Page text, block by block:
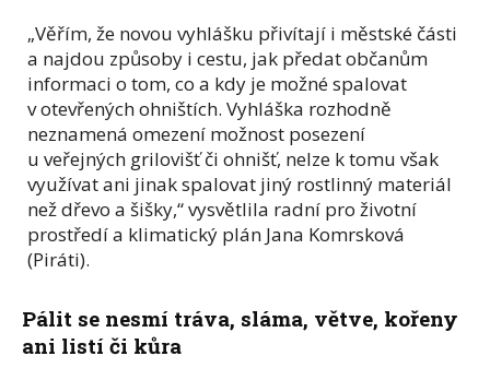
„Věřím, že novou vyhlášku přivítají i městské části
a najdou způsoby i cestu, jak předat občanům
informaci o tom, co a kdy je možné spalovat
v otevřených ohništích. Vyhláška rozhodně
neznamená omezení možnost posezení
u veřejných grilovišť či ohnišť, nelze k tomu však
využívat ani jinak spalovat jiný rostlinný materiál
než dřevo a šišky,“ vysvětlila radní pro životní
prostředí a klimatický plán Jana Komrsková
(Piráti).
Pálit se nesmí tráva, sláma, větve, kořeny
ani listí či kůra